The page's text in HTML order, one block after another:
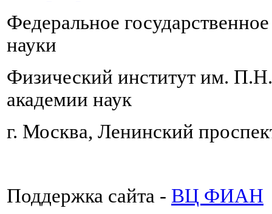
Федеральное
науки
Физический институт им.
академии наук
г. Москва, Ленинский
Поддержка сайта - ВЦ ФИАН